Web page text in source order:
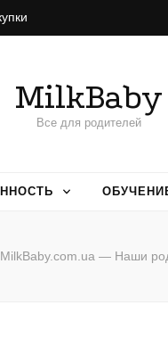
MilkBaby
Все для родителей
MilkBaby.com.ua — Наши